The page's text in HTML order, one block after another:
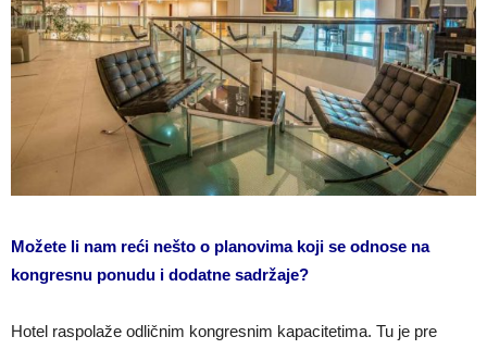
Možete li nam reći nešto o planovima koji se odnose na
kongresnu ponudu i dodatne sadržaje?
Hotel raspolaže odličnim kongresnim kapacitetima. Tu je pre